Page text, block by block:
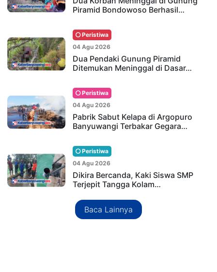
Piramid Bondowoso Berhasil…
Peristiwa
04 Agu 2026
Dua Pendaki Gunung Piramid
Ditemukan Meninggal di Dasar…
Peristiwa
04 Agu 2026
Pabrik Sabut Kelapa di Argopuro
Banyuwangi Terbakar Gegara…
Peristiwa
04 Agu 2026
Dikira Bercanda, Kaki Siswa SMP
Terjepit Tangga Kolam…
Baca Lainnya